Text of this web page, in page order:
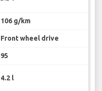
106 g/km
Front wheel drive
95
4.2 l